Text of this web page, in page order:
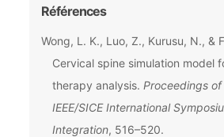
Références
Wong, L. K., Luo, Z., Kurusu, N., &
Cervical spine simulation model
therapy analysis. Proceedings
IEEE/SICE International
Integration, 516–520.